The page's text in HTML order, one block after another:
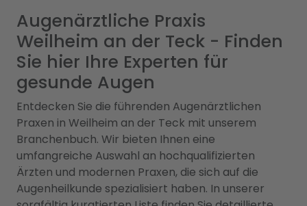
Augenärztliche Praxis
Weilheim an der Teck - Finden
Sie hier Ihre Experten für
gesunde Augen
Entdecken Sie die führenden Augenärztlichen
Praxen in Weilheim an der Teck mit unserem
Branchenbuch. Wir bieten Ihnen eine
umfangreiche Auswahl an hochqualifizierten
Ärzten und modernen Praxen, die sich auf die
Augenheilkunde spezialisiert haben. In unserer